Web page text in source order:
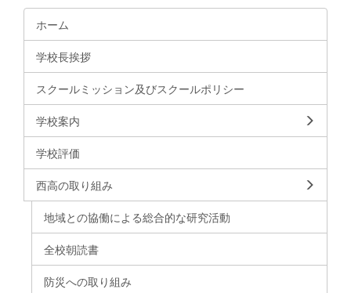
ホーム
学校長挨拶
スクールミッション及びスクールポリシー
学校案内
学校評価
西高の取り組み
地域との協働による総合的な研究活動
全校朝読書
防災への取り組み